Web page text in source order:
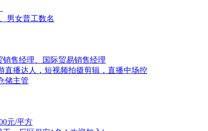
男女普工数名
售经理、国际贸易销售经理
直播达人，短视频拍摄剪辑，直播中场控
储主管
元/平方